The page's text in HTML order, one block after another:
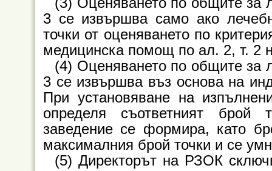
3 се извършва само ако
точки от оценяването по
медицинска помощ по ал. 2, т. 2
(4) Оценяването по общите за
3 се извършва въз основа на
При установяване на
определя съответният
заведение се формира, като
максималния брой точки и се
(5) Директорът на РЗОК